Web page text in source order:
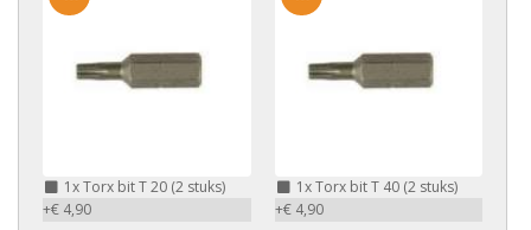
1xTorx bit T 20 (2 stuks)
+€ 4,90
1xTorx bit T 40 (2 stuks)
+€ 4,90